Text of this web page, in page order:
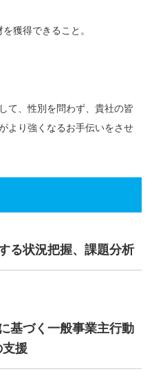
獲得できること。
て、性別を問わず、貴社の皆
より強くなるお手伝いをさせ
る状況把握、課題分析
基づく一般事業主行動
支援